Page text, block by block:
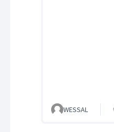
WESSAL